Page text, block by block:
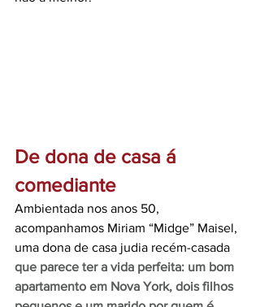
De dona de casa á
comediante
Ambientada nos anos 50,
acompanhamos Miriam “Midge” Maisel,
uma dona de casa judia recém-casada
que parece ter a vida perfeita: um bom
apartamento em Nova York, dois filhos